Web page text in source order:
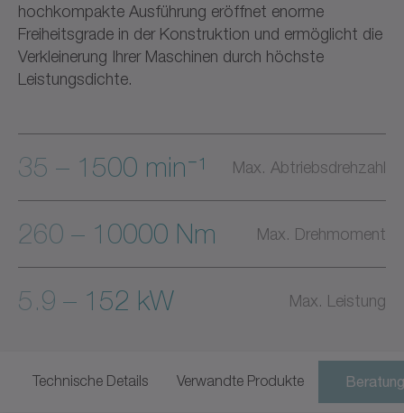
hochkompakte Ausführung eröffnet enorme
Freiheitsgrade in der Konstruktion und ermöglicht die
Verkleinerung Ihrer Maschinen durch höchste
Leistungsdichte.
35 – 1500 min⁻¹ Max. Abtriebsdrehzahl
260 – 10000 Nm Max. Drehmoment
5.9 – 152 kW Max. Leistung
Technische Details Verwandte Produkte